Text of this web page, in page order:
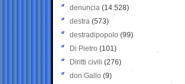
denuncia (14.528)
destra (573)
destradipopolo (99)
Di Pietro (101)
Diritti civili (276)
don Gallo (9)